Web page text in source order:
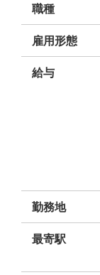
職種
雇用形態
給与
勤務地
最寄駅